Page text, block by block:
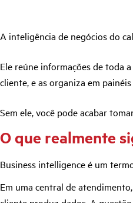
A inteligência de negócios do
Ele reúne informações de toda
cliente, e as organiza em
Sem ele, você pode acabar
O que realmente
Business intelligence é um
Em uma central de